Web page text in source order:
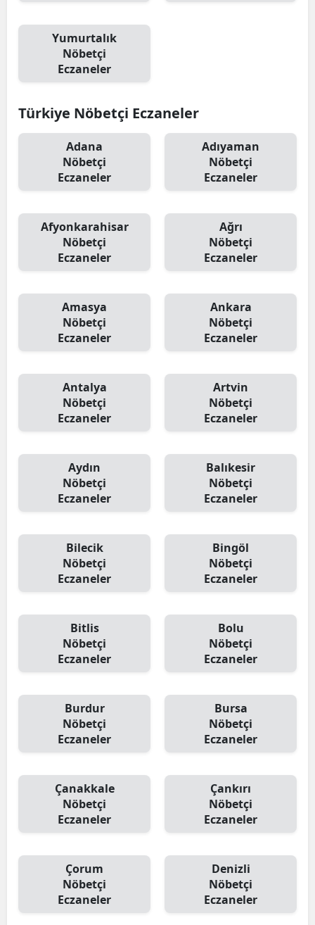
Yumurtalık
Nöbetçi
Eczaneler
Türkiye Nöbetçi Eczaneler
Adana
Nöbetçi
Eczaneler
Adıyaman
Nöbetçi
Eczaneler
Afyonkarahisar
Nöbetçi
Eczaneler
Ağrı
Nöbetçi
Eczaneler
Amasya
Nöbetçi
Eczaneler
Ankara
Nöbetçi
Eczaneler
Antalya
Nöbetçi
Eczaneler
Artvin
Nöbetçi
Eczaneler
Aydın
Nöbetçi
Eczaneler
Balıkesir
Nöbetçi
Eczaneler
Bilecik
Nöbetçi
Eczaneler
Bingöl
Nöbetçi
Eczaneler
Bitlis
Nöbetçi
Eczaneler
Bolu
Nöbetçi
Eczaneler
Burdur
Nöbetçi
Eczaneler
Bursa
Nöbetçi
Eczaneler
Çanakkale
Nöbetçi
Eczaneler
Çankırı
Nöbetçi
Eczaneler
Çorum
Nöbetçi
Eczaneler
Denizli
Nöbetçi
Eczaneler